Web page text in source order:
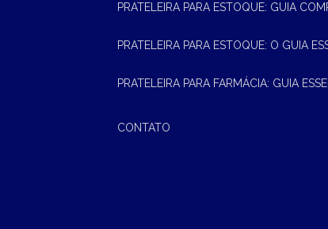
PRATELEIRA PARA ESTOQUE: GUIA
PRATELEIRA PARA ESTOQUE: O GUIA
PRATELEIRA PARA FARMÁCIA: GUIA
CONTATO